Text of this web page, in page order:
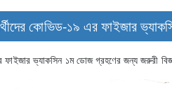
কোভিড-১৯ এর ফাইজার
ফাইজার ভ্যাকসিন ১ম ডোজ গ্রহণের জন্য জরুরী